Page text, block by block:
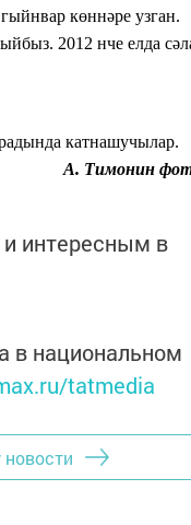
көннәре узган.
2012 нче елда
катнашучылар.
А. Тимонин
интересным в
в национальном
tatmedia
новости